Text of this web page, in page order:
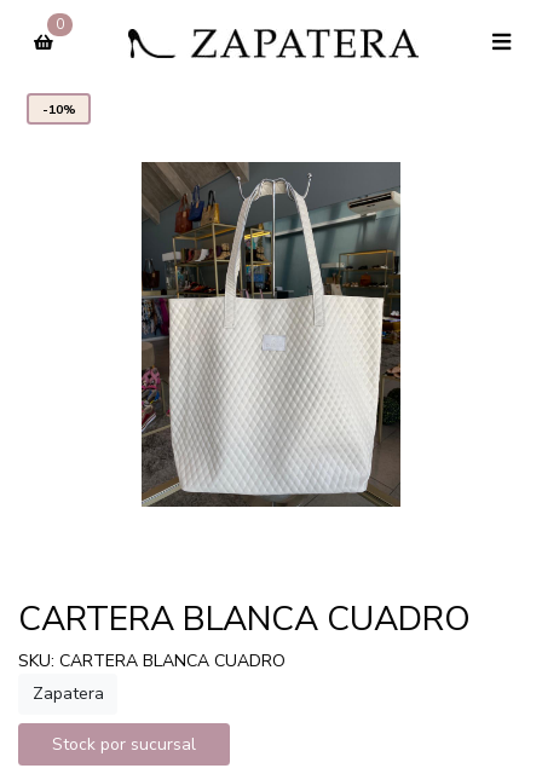
0
-10%
CARTERA BLANCA CUADRO
SKU: CARTERA BLANCA CUADRO
Zapatera
Stock por sucursal